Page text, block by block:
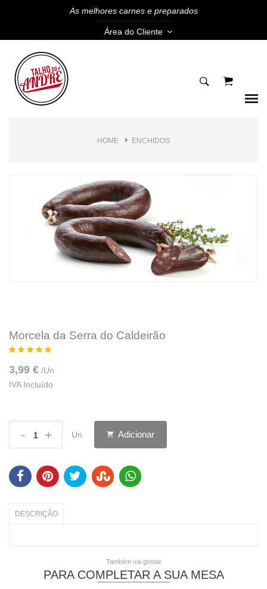
As melhores carnes e preparados
Área do Cliente
HOME ENCHIDOS
Morcela da Serra do Caldeirão
3,99 € /Un
IVA Incluído
- + Un Adicionar
DESCRIÇÃO
Também vai gostar
PARA COMPLETAR A SUA MESA